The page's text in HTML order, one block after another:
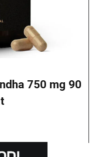
750 mg 90